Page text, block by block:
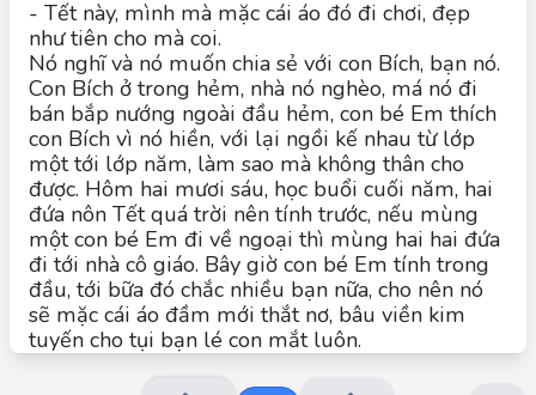
- Tết này, mình mà mặc cái áo đó đi chơi, đẹp
như tiên cho mà coi.
Nó nghĩ và nó muốn chia sẻ với con Bích, bạn nó.
Con Bích ở trong hẻm, nhà nó nghèo, má nó đi
bán bắp nướng ngoài đầu hẻm, con bé Em thích
con Bích vì nó hiền, với lại ngồi kế nhau từ lớp
một tới lớp năm, làm sao mà không thân cho
được. Hôm hai mươi sáu, học buổi cuối năm, hai
đứa nôn Tết quá trời nên tính trước, nếu mùng
một con bé Em đi về ngoại thì mùng hai hai đứa
đi tới nhà cô giáo. Bây giờ con bé Em tính trong
đầu, tới bữa đó chắc nhiều bạn nữa, cho nên nó
sẽ mặc cái áo đầm mới thắt nơ, bâu viền kim
tuyến cho tụi bạn lé con mắt luôn.
Con Bích đang ngồi nướng bắp thế cho má nó đi
Đáp án đúng:
- Ngôi kể: ngôi thứ ba.
- Điểm nhìn của nhân vật bé Em.